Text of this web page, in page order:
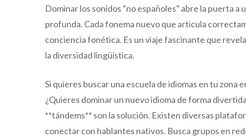
Dominar los sonidos “no españoles” abre la puerta
profunda. Cada fonema nuevo que articula
conciencia fonética. Es un viaje fascinante que
la diversidad lingüística.
Si quieres buscar una escuela de idiomas en tu zona
¿Quieres dominar un nuevo idioma de forma
**tándems** son la solución. Existen diversas
conectar con hablantes nativos. Busca grupos en